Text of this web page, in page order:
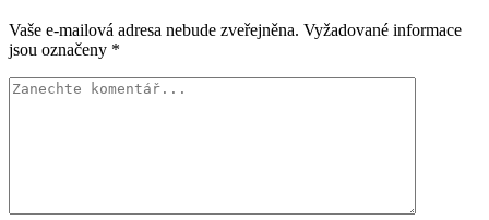
Vaše e-mailová adresa nebude zveřejněna. Vyžadované informace
jsou označeny *